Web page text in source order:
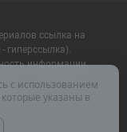
ссылка на
гиперссылка).
информации,
16+
с использованием
указаны в